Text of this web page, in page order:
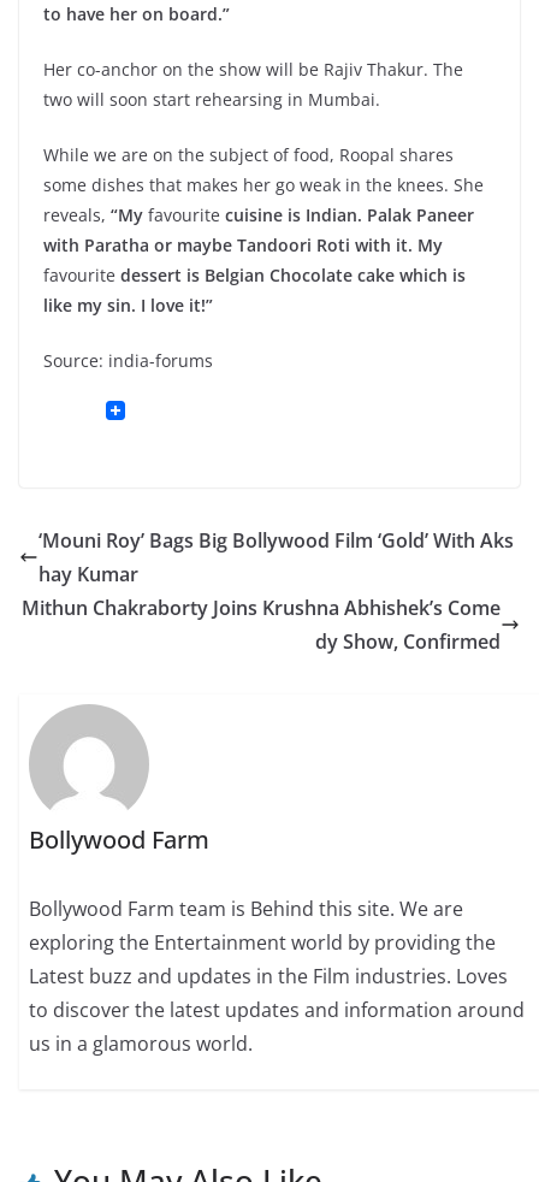
to have her on board.”
Her co-anchor on the show will be Rajiv Thakur. The
two will soon start rehearsing in Mumbai.
While we are on the subject of food, Roopal shares
some dishes that makes her go weak in the knees. She
reveals, “My favourite cuisine is Indian. Palak Paneer
with Paratha or maybe Tandoori Roti with it. My
favourite dessert is Belgian Chocolate cake which is
like my sin. I love it!”
Source: india-forums
‘Mouni Roy’ Bags Big Bollywood Film ‘Gold’ With Aks
hay Kumar
Mithun Chakraborty Joins Krushna Abhishek’s Come
dy Show, Confirmed
Bollywood Farm
Bollywood Farm team is Behind this site. We are
exploring the Entertainment world by providing the
Latest buzz and updates in the Film industries. Loves
to discover the latest updates and information around
us in a glamorous world.